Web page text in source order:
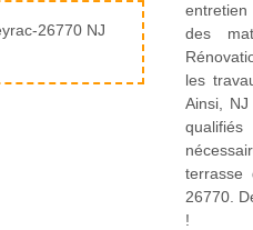
des
les
Ainsi,
terrasse
26770.
!